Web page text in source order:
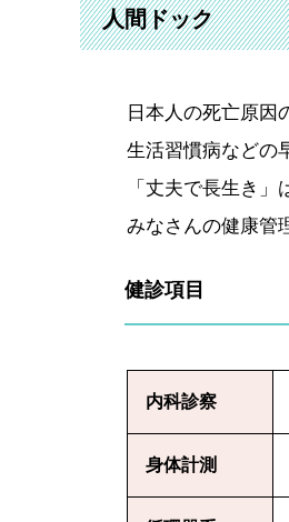
人間ドック
日本人の死亡原因
生活習慣病などの
「丈夫で長生き
みなさんの健康管
健診項目
内科診察
身体計測